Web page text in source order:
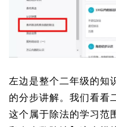
左边是整个二年级的知
的分步讲解。我们看看
这个属于除法的学习范